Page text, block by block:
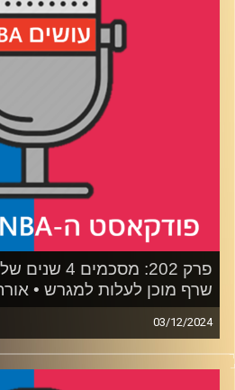
קרדיט תמונות:עידן לוצקי
פרק 202:
שרף מוכן לעלות למגרש •
03/12/2024
פודקאסט האן.בי.איי עם ערן
דוידוביץ' ועידן לוצקי, בשיתוף קול